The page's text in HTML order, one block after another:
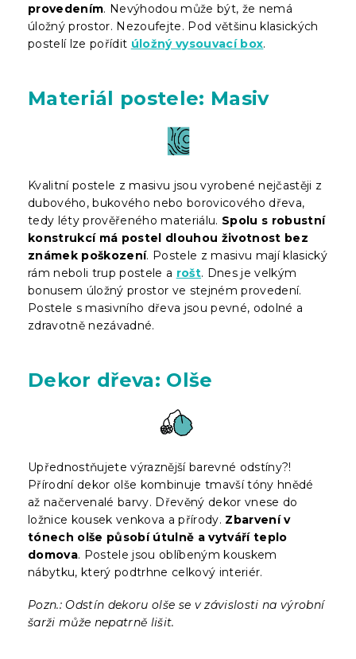
provedením. Nevýhodou může být, že nemá
úložný prostor. Nezoufejte. Pod většinu klasických
postelí lze pořídit úložný vysouvací box.
Materiál postele: Masiv
Kvalitní postele z masivu jsou vyrobené nejčastěji z
dubového, bukového nebo borovicového dřeva,
tedy léty prověřeného materiálu. Spolu s robustní
konstrukcí má postel dlouhou životnost bez
známek poškození. Postele z masivu mají klasický
rám neboli trup postele a rošt. Dnes je velkým
bonusem úložný prostor ve stejném provedení.
Postele s masivního dřeva jsou pevné, odolné a
zdravotně nezávadné.
Dekor dřeva: Olše
Upřednostňujete výraznější barevné odstíny?!
Přírodní dekor olše kombinuje tmavší tóny hnědé
až načervenalé barvy. Dřevěný dekor vnese do
ložnice kousek venkova a přírody. Zbarvení v
tónech olše působí útulně a vytváří teplo
domova. Postele jsou oblíbeným kouskem
nábytku, který podtrhne celkový interiér.
Pozn.: Odstín dekoru olše se v závislosti na výrobní
šarži může nepatrně lišit.